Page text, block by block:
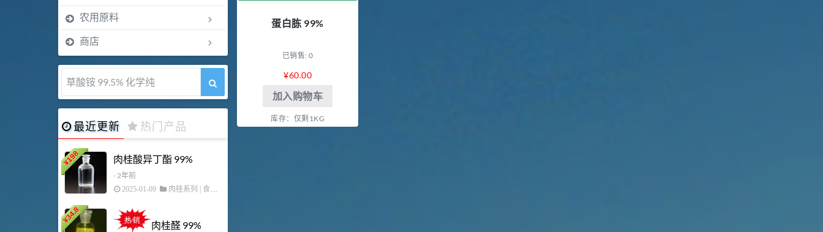
蛋白胨 99%
已销售: 0
¥60.00
加入购物车
库存：仅剩1KG
农用原料
商店
5-甲氧基吲哚 98%
最近更新 热门产品
¥
198 肉桂酸异丁酯 99%
- 2年前
2025-01-09 肉桂系列 食品添加剂原料
¥
34.8
肉桂醛 99%